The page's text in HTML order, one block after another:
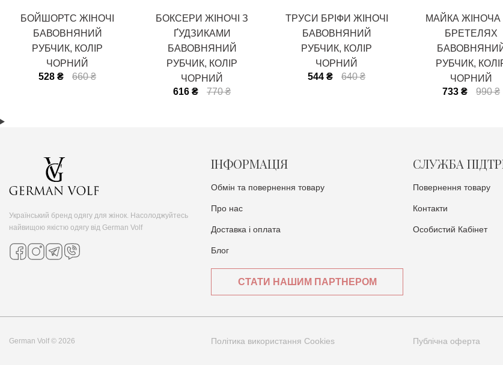
БОЙШОРТС ЖІНОЧІ
БАВОВНЯНИЙ
РУБЧИК, КОЛІР
ЧОРНИЙ
528 ₴
660 ₴
БОКСЕРИ ЖІНОЧІ З
ҐУДЗИКАМИ
БАВОВНЯНИЙ
РУБЧИК, КОЛІР
ЧОРНИЙ
616 ₴
770 ₴
ТРУСИ БРІФИ ЖІНОЧІ
БАВОВНЯНИЙ
РУБЧИК, КОЛІР
ЧОРНИЙ
544 ₴
640 ₴
МАЙКА ЖІНОЧА
БРЕТЕЛЯХ
РУБЧИК,
ЧОРНИЙ
733 ₴
990 ₴
Український бренд одягу для жінок. Насолоджуйтесь
найвищою якістю одягу від German Volf
ІНФОРМАЦІЯ
Обмін та повернення товару
Про нас
Доставка i оплата
Блог
СТАТИ НАШИМ ПАРТНЕРОМ
СЛУЖБА
Повернення товару
Контакти
Особистий Кабінет
German Volf © 2026 Політика використання Cookies Публічна оферта